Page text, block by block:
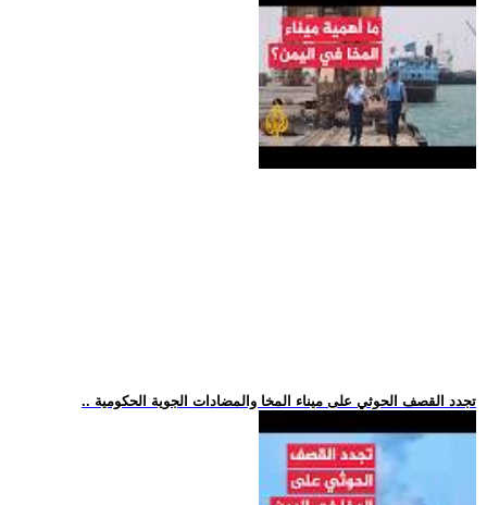
.. تجدد القصف الحوثي على ميناء المخا والمضادات الجوية الحكومية